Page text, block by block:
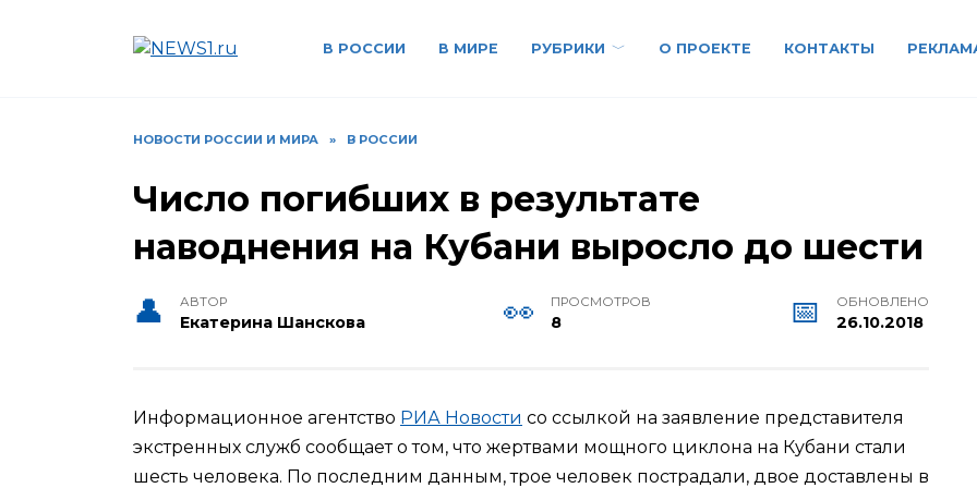
В РОССИИ В МИРЕ РУБРИКИ О ПРОЕКТЕ КОНТАКТЫ
НОВОСТИ РОССИИ И МИРА » В РОССИИ
Число погибших в результате
наводнения на Кубани выросло до шести
АВТОР
Екатерина Шанскова
ПРОСМОТРОВ
8
ОБНОВЛЕНО
26.10.2018
Информационное агентство РИА Новости со ссылкой на заявление представителя
экстренных служб сообщает о том, что жертвами мощного циклона на Кубани стали
шесть человека. По последним данным, трое человек пострадали, двое доставлены в